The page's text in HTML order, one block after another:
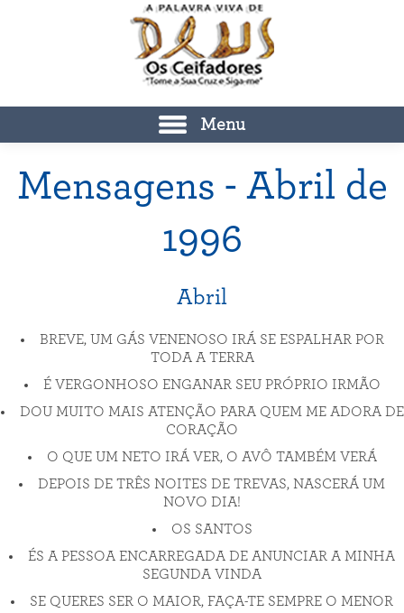
Menu
Mensagens - Abril de
1996
Abril
BREVE, UM GÁS VENENOSO IRÁ SE ESPALHAR POR
TODA A TERRA
É VERGONHOSO ENGANAR SEU PRÓPRIO IRMÃO
DOU MUITO MAIS ATENÇÃO PARA QUEM ME ADORA DE
CORAÇÃO
O QUE UM NETO IRÁ VER, O AVÔ TAMBÉM VERÁ
DEPOIS DE TRÊS NOITES DE TREVAS, NASCERÁ UM
NOVO DIA!
OS SANTOS
ÉS A PESSOA ENCARREGADA DE ANUNCIAR A MINHA
SEGUNDA VINDA
SE QUERES SER O MAIOR, FAÇA-TE SEMPRE O MENOR